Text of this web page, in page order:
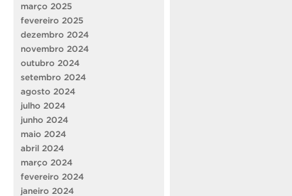
março 2025
fevereiro 2025
dezembro 2024
novembro 2024
outubro 2024
setembro 2024
agosto 2024
julho 2024
junho 2024
maio 2024
abril 2024
março 2024
fevereiro 2024
janeiro 2024